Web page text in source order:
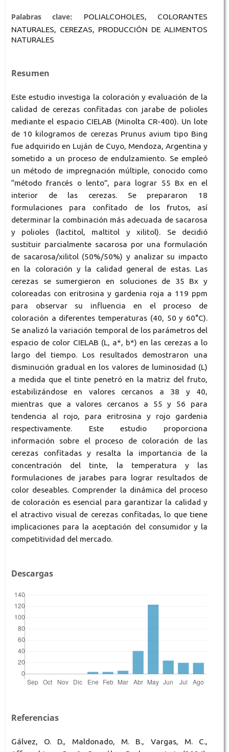
Palabras clave:
POLIALCOHOLES, COLORANTES
NATURALES, CEREZAS, PRODUCCIÓN DE ALIMENTOS
NATURALES
Resumen
Este estudio investiga la coloración y evaluación de la
calidad de cerezas confitadas con jarabe de polioles
mediante el espacio CIELAB (Minolta CR-400). Un lote
de 10 kilogramos de cerezas Prunus avium tipo Bing
fue adquirido en Luján de Cuyo, Mendoza, Argentina y
sometido a un proceso de endulzamiento. Se empleó
un método de impregnación múltiple, conocido como
“método francés o lento”, para lograr 55 Bx en el
interior de las cerezas. Se prepararon 18
formulaciones para confitado de los frutos, así
determinar la combinación más adecuada de sacarosa
y polioles (lactitol, maltitol y xilitol). Se decidió
sustituir parcialmente sacarosa por una formulación
de sacarosa/xilitol (50%/50%) y analizar su impacto
en la coloración y la calidad general de estas. Las
cerezas se sumergieron en soluciones de 35 Bx y
coloreadas con eritrosina y gardenia roja a 119 ppm
para observar su influencia en el proceso de
coloración a diferentes temperaturas (40, 50 y 60°C).
Se analizó la variación temporal de los parámetros del
espacio de color CIELAB (L, a*, b*) en las cerezas a lo
largo del tiempo. Los resultados demostraron una
disminución gradual en los valores de luminosidad (L)
a medida que el tinte penetró en la matriz del fruto,
estabilizándose en valores cercanos a 38 y 40,
mientras que a valores cercanos a 55 y 56 para
tendencia al rojo, para eritrosina y rojo gardenia
respectivamente. Este estudio proporciona
información sobre el proceso de coloración de las
cerezas confitadas y resalta la importancia de la
concentración del tinte, la temperatura y las
formulaciones de jarabes para lograr resultados de
color deseables. Comprender la dinámica del proceso
de coloración es esencial para garantizar la calidad y
el atractivo visual de cerezas confitadas, lo que tiene
implicaciones para la aceptación del consumidor y la
competitividad del mercado.
Descargas
Referencias
Gálvez, O. D., Maldonado, M. B., Vargas, M. C.,